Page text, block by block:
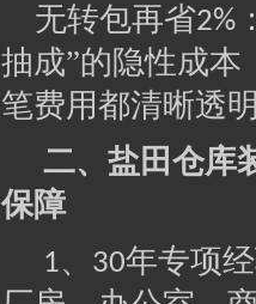
无转包再省2%
抽成”的隐性成本
笔费用都清晰透
二、盐田仓库
保障
1、 30年专项